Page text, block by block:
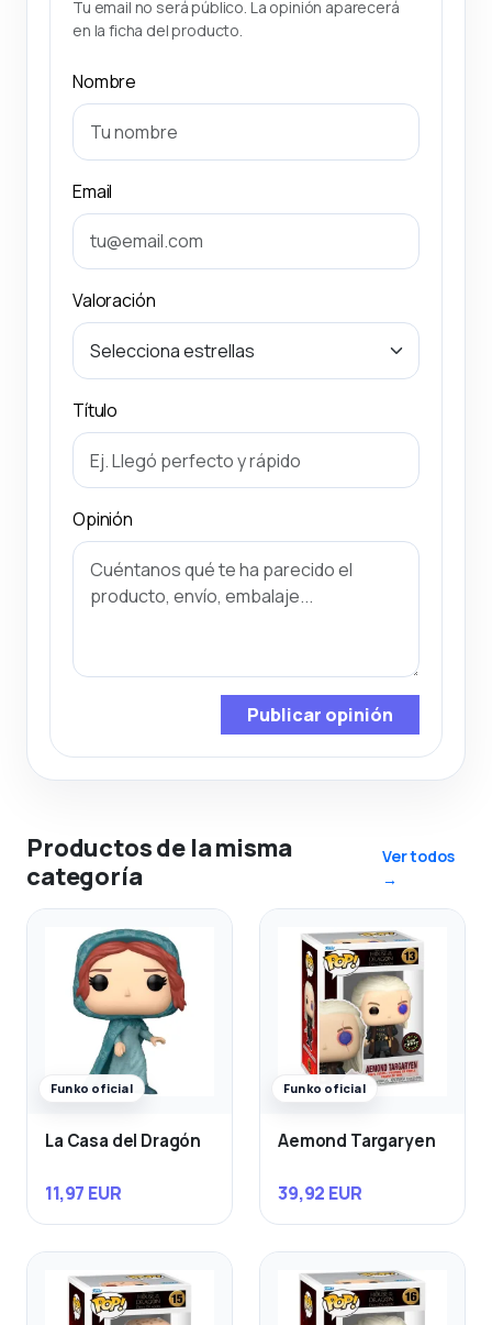
Tu email no será público. La opinión aparecerá
en la ficha del producto.
Nombre
Email
Valoración
Título
Opinión
Publicar opinión
Productos de la misma
categoría
Ver todos
→
Funko oficial
La Casa del Dragón
11,97 EUR
Funko oficial
Aemond Targaryen
39,92 EUR